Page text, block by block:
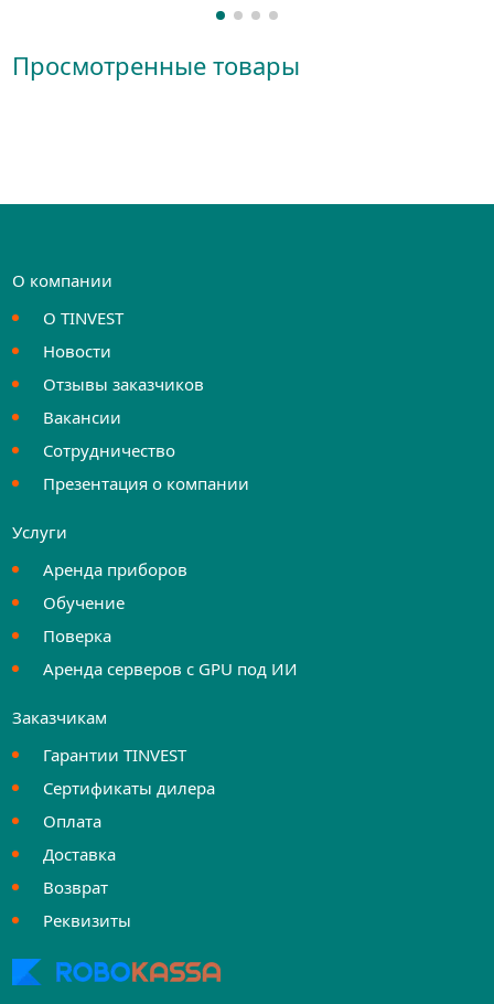
Просмотренные товары
О компании
О TINVEST
Новости
Отзывы заказчиков
Вакансии
Сотрудничество
Презентация о компании
Услуги
Аренда приборов
Обучение
Поверка
Аренда серверов с GPU под ИИ
Заказчикам
Гарантии TINVEST
Сертификаты дилера
Оплата
Доставка
Возврат
Реквизиты